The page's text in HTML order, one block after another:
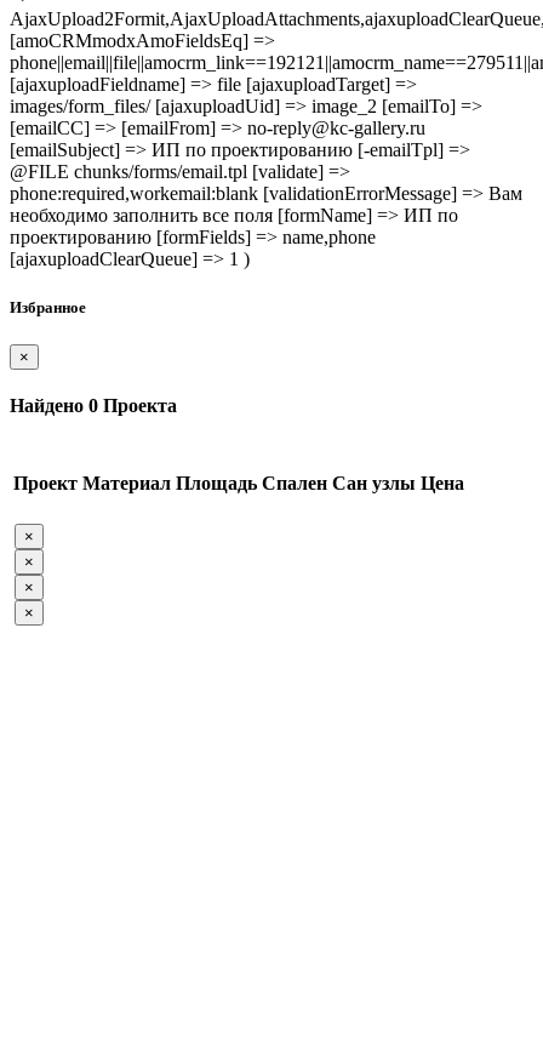
[amoCRMmodxAmoFieldsEq] =>
[ajaxuploadFieldname] => file [ajaxuploadTarget] =>
images/form_files/ [ajaxuploadUid] => image_2 [emailTo] =>
[emailCC] => [emailFrom] => no-reply@kc-gallery.ru
[emailSubject] => ИП по проектированию [-emailTpl] =>
@FILE chunks/forms/email.tpl [validate] =>
phone:required,workemail:blank [validationErrorMessage] => Вам
необходимо заполнить все поля [formName] => ИП по
проектированию [formFields] => name,phone
[ajaxuploadClearQueue] => 1 )
Избранное
×
Найдено 0 Проекта
Проект Материал Площадь Спален Сан узлы Цена
×
×
×
×